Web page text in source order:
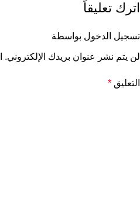
اترك تعليقاً
تسجيل الدخول بواسطة
لن يتم نشر عنوان بريدك الإلكتروني.
التعليق *